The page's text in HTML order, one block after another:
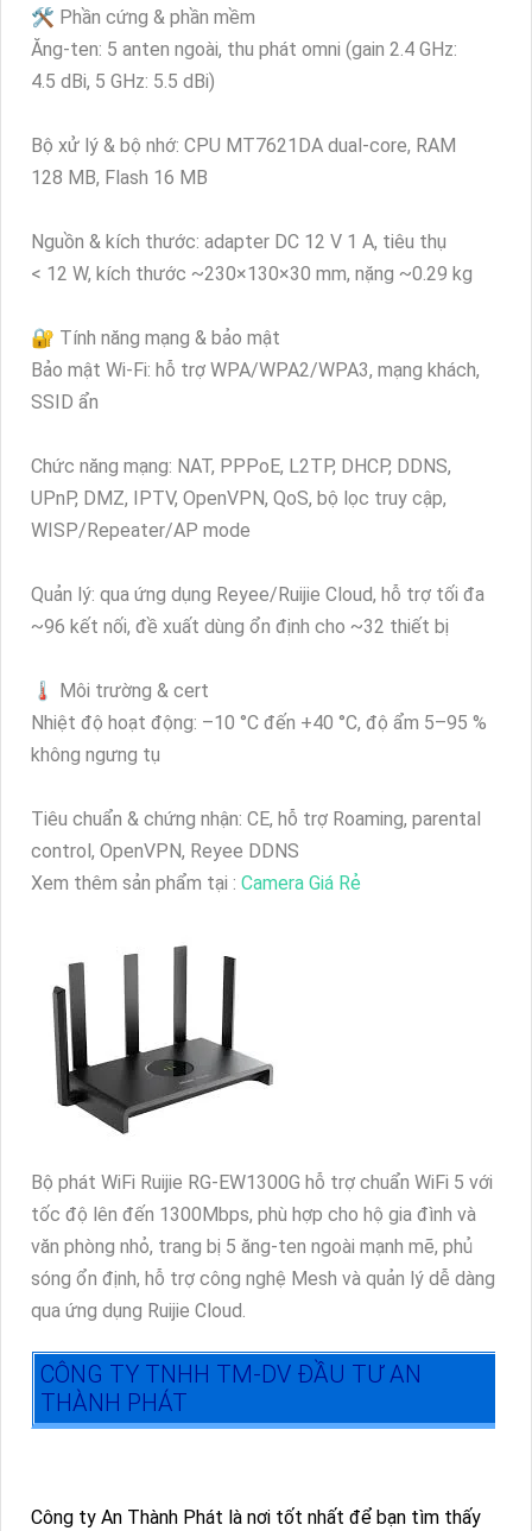
🛠️ Phần cứng & phần mềm
Ăng-ten: 5 anten ngoài, thu phát omni (gain 2.4 GHz:
4.5 dBi, 5 GHz: 5.5 dBi)
Bộ xử lý & bộ nhớ: CPU MT7621DA dual-core, RAM
128 MB, Flash 16 MB
Nguồn & kích thước: adapter DC 12 V 1 A, tiêu thụ
< 12 W, kích thước ~230×130×30 mm, nặng ~0.29 kg
🔐 Tính năng mạng & bảo mật
Bảo mật Wi‑Fi: hỗ trợ WPA/WPA2/WPA3, mạng khách,
SSID ẩn
Chức năng mạng: NAT, PPPoE, L2TP, DHCP, DDNS,
UPnP, DMZ, IPTV, OpenVPN, QoS, bộ lọc truy cập,
WISP/Repeater/AP mode
Quản lý: qua ứng dụng Reyee/Ruijie Cloud, hỗ trợ tối đa
~96 kết nối, đề xuất dùng ổn định cho ~32 thiết bị
🌡️ Môi trường & cert
Nhiệt độ hoạt động: –10 °C đến +40 °C, độ ẩm 5–95 %
không ngưng tụ
Tiêu chuẩn & chứng nhận: CE, hỗ trợ Roaming, parental
control, OpenVPN, Reyee DDNS
Xem thêm sản phẩm tại : Camera Giá Rẻ
Bộ phát WiFi Ruijie RG-EW1300G hỗ trợ chuẩn WiFi 5 với
tốc độ lên đến 1300Mbps, phù hợp cho hộ gia đình và
văn phòng nhỏ, trang bị 5 ăng-ten ngoài mạnh mẽ, phủ
sóng ổn định, hỗ trợ công nghệ Mesh và quản lý dễ dàng
qua ứng dụng Ruijie Cloud.
CÔNG TY TNHH TM-DV ĐẦU TƯ AN
THÀNH PHÁT
Công ty An Thành Phát là nơi tốt nhất để bạn tìm thấy